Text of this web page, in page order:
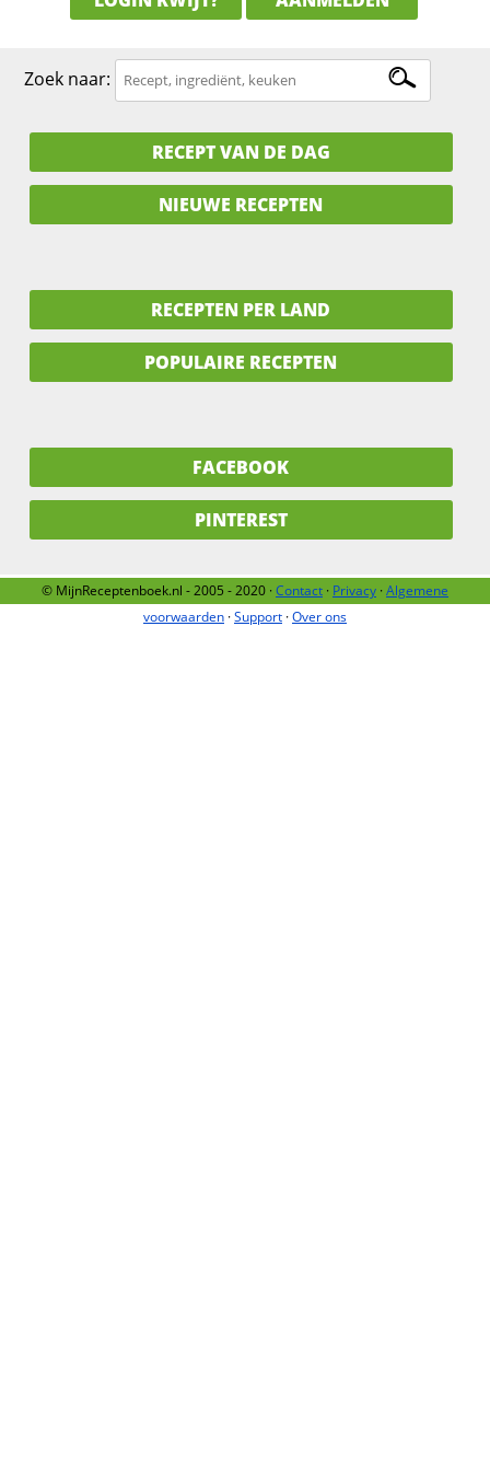
Zoek naar:
RECEPT VAN DE DAG
NIEUWE RECEPTEN
RECEPTEN PER LAND
POPULAIRE RECEPTEN
FACEBOOK
PINTEREST
© MijnReceptenboek.nl - 2005 - 2020 ·Contact · Privacy ·Algemene
voorwaarden ·Support ·Over ons